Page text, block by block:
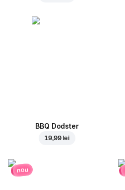
BBQ Dodster
19,99 lei
nou